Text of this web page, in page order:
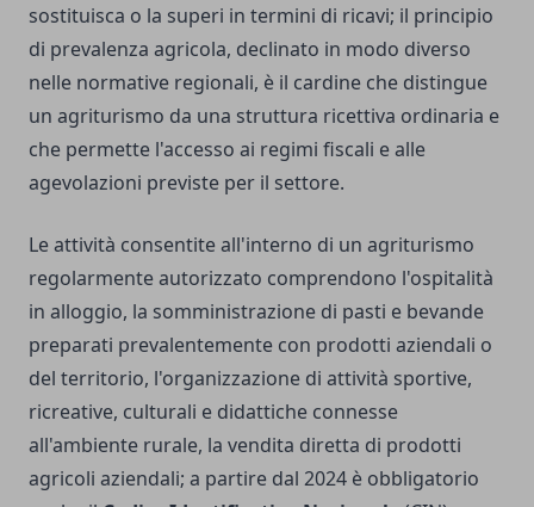
sostituisca o la superi in termini di ricavi; il principio
di prevalenza agricola, declinato in modo diverso
nelle normative regionali, è il cardine che distingue
un agriturismo da una struttura ricettiva ordinaria e
che permette l'accesso ai regimi fiscali e alle
agevolazioni previste per il settore.
Le attività consentite all'interno di un agriturismo
regolarmente autorizzato comprendono l'ospitalità
in alloggio, la somministrazione di pasti e bevande
preparati prevalentemente con prodotti aziendali o
del territorio, l'organizzazione di attività sportive,
ricreative, culturali e didattiche connesse
all'ambiente rurale, la vendita diretta di prodotti
agricoli aziendali; a partire dal 2024 è obbligatorio